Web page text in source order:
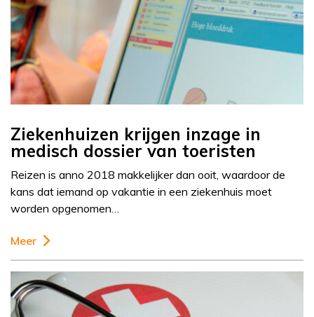
Ziekenhuizen krijgen inzage in
medisch dossier van toeristen
Reizen is anno 2018 makkelijker dan ooit, waardoor de
kans dat iemand op vakantie in een ziekenhuis moet
worden opgenomen…
Meer